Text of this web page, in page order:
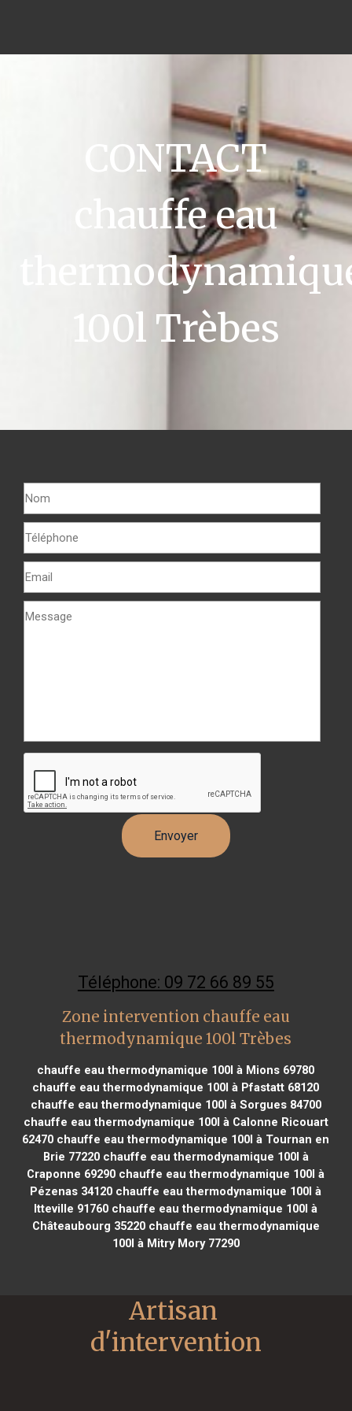
CONTACT
chauffe eau
100l Trèbes
Téléphone: 09 72 66 89 55
Zone intervention chauffe eau
thermodynamique 100l Trèbes
chauffe eau thermodynamique 100l à Mions 69780
chauffe eau thermodynamique 100l à Pfastatt 68120
chauffe eau thermodynamique 100l à Sorgues 84700
chauffe eau thermodynamique 100l à Calonne Ricouart
62470 chauffe eau thermodynamique 100l à Tournan en
Brie 77220chauffe eau thermodynamique 100l à
Craponne 69290 chauffe eau thermodynamique 100l à
Pézenas 34120 chauffe eau thermodynamique 100l à
Itteville 91760 chauffe eau thermodynamique 100l à
Châteaubourg 35220chauffe eau thermodynamique
100l à Mitry Mory 77290
Artisan
d'intervention